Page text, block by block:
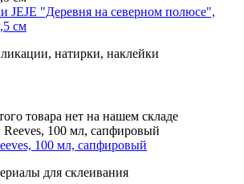
JEJE "Деревня на северном полюсе",
см
натирки, наклейки
товара нет на нашем складе
100 мл, сапфировый
для склеивания